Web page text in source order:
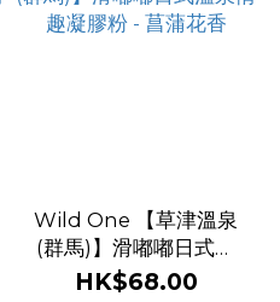
Wild One 【草津溫泉
(群馬)】滑嘟嘟日式溫
泉情趣凝膠粉 - 菖蒲花
HK$68.00